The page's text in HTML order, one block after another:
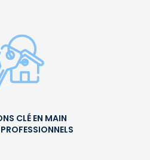
CLÉ EN MAIN